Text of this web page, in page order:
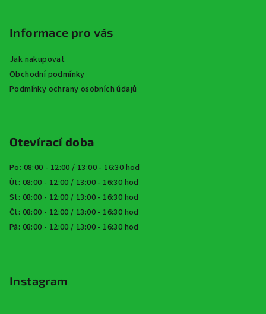
Informace pro vás
Jak nakupovat
Obchodní podmínky
Podmínky ochrany osobních údajů
Otevírací doba
Po: 08:00 - 12:00 / 13:00 - 16:30 hod
Út: 08:00 - 12:00 / 13:00 - 16:30 hod
St: 08:00 - 12:00 / 13:00 - 16:30 hod
Čt: 08:00 - 12:00 / 13:00 - 16:30 hod
Pá: 08:00 - 12:00 / 13:00 - 16:30 hod
Instagram